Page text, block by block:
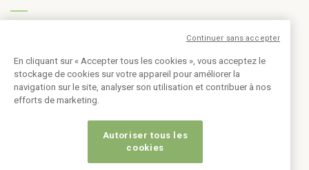
En cliquant sur « Accepter tous les cookies », vous acceptez le
stockage de cookies sur votre appareil pour améliorer la
navigation sur le site, analyser son utilisation et contribuer à nos
efforts de marketing.
Autoriser tous les
cookies
Continuer sans accepter